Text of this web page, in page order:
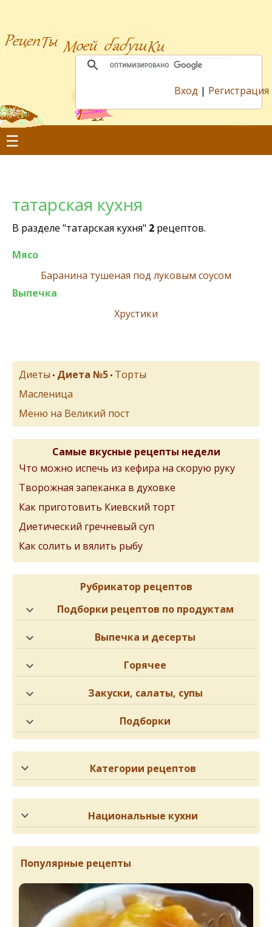
Вход | Регистрация
☰
татарская кухня
В разделе "татарская кухня" 2 рецептов.
Мясо
Баранина тушеная под луковым соусом
Выпечка
Хрустики
Диеты • Диета №5 • Торты
Масленица
Меню на Великий пост
Самые вкусные рецепты недели
Что можно испечь из кефира на скорую руку
Творожная запеканка в духовке
Как приготовить Киевский торт
Диетический гречневый суп
Как солить и вялить рыбу
Рубрикатор рецептов
Подборки рецептов по продуктам
Выпечка и десерты
Горячее
Закуски, салаты, супы
Подборки
Категории рецептов
Национальные кухни
Популярные рецепты